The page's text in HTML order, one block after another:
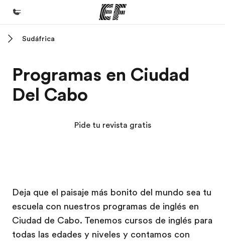
Programas
Ver todo lo que hacemos
Trabajos
Únete al equipo
Sudáfrica
Programas en Ciudad
Del Cabo
Pide tu revista gratis
Deja que el paisaje más bonito del mundo sea tu
escuela con nuestros programas de inglés en
Ciudad de Cabo. Tenemos cursos de inglés para
todas las edades y niveles y contamos con